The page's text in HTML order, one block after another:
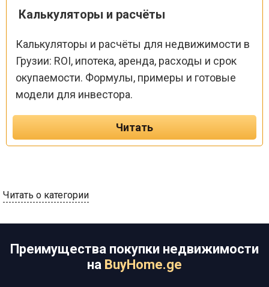
Калькуляторы и расчёты
Калькуляторы и расчёты для недвижимости в
Грузии: ROI, ипотека, аренда, расходы и срок
окупаемости. Формулы, примеры и готовые
модели для инвестора.
Читать
Читать о категории
Преимущества покупки недвижимости
на BuyHome.ge